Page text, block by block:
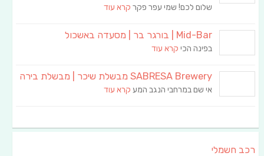
שלום לכם! שמי עפר פקר קרא עוד
Mid-Bar | בורגר בר | מסעדה באשכול
בפינה הכי קרא עוד
SABRESA Brewery מבשלת שיכר | מבשלת בירה
אי שם במרחבי הנגב המע קרא עוד
רכב חשמלי